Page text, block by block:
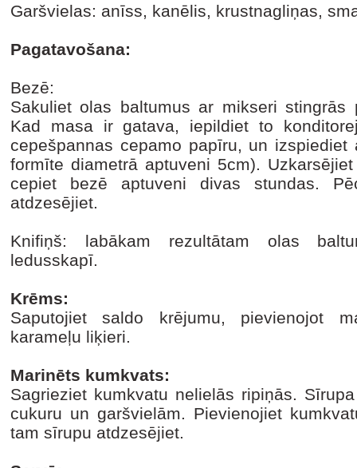
Garšvielas: anīss, kanēlis, krustnagliņas,
Pagatavošana:
Bezē:
Sakuliet olas baltumus ar mikseri stingrās
Kad masa ir gatava, iepildiet to
cepešpannas cepamo papīru, un
formīte diametrā aptuveni 5cm).
cepiet bezē aptuveni divas stundas.
atdzesējiet.
Knifiņš: labākam rezultātam olas
ledusskapī.
Krēms:
Saputojiet saldo krējumu, pievienojot
karameļu liķieri.
Marinēts kumkvats:
Sagrieziet kumkvatu nelielās ripiņās.
cukuru un garšvielām. Pievienojiet
tam sīrupu atdzesējiet.